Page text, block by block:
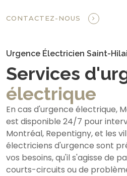
CONTACTEZ-NOUS
Urgence Électricien Saint-
Services
électrique
En cas d'urgence électrique,
est disponible 24/7 pour
Montréal, Repentigny, et les
électriciens d'urgence sont
vos besoins, qu'il s'agisse de
courts-circuits ou de